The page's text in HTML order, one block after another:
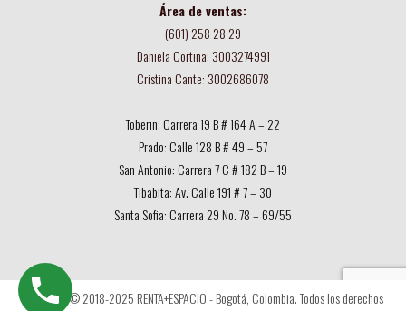
Área de ventas:
(601) 258 28 29
Daniela Cortina: 3003274991
Cristina Cante: 3002686078
Toberin: Carrera 19 B # 164 A – 22
Prado: Calle 128 B # 49 – 57
San Antonio: Carrera 7 C # 182 B – 19
Tibabita: Av. Calle 191 # 7 – 30
Santa Sofia: Carrera 29 No. 78 – 69/55
Copyright © 2018-2025 RENTA+ESPACIO - Bogotá, Colombia. Todos los derechos